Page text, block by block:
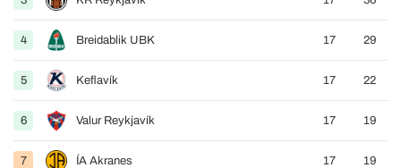
4 Breidablik UBK 17 29
5 Keflavík 17 22
6 Valur Reykjavík 17 19
7 ÍA Akranes 17 19